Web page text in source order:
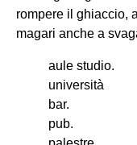
rompere il ghiaccio,
magari anche a
aule studio.
università
bar.
pub.